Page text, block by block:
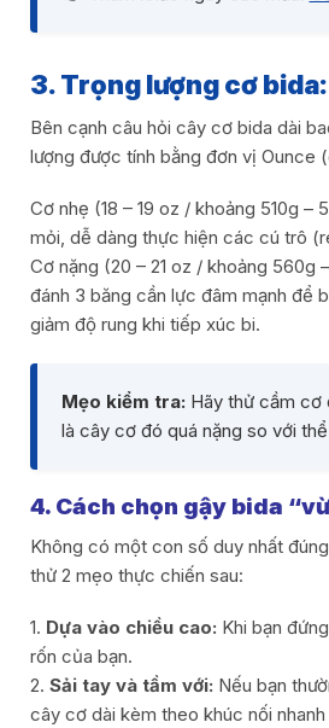
3. Trọng lượng cơ
Bên cạnh câu hỏi cây cơ bida dài
lượng được tính bằng đơn vị Ounce
Cơ nhẹ (18 – 19 oz / khoảng 510g
mỏi, dễ dàng thực hiện các cú trô
Cơ nặng (20 – 21 oz / khoảng
đánh 3 băng cần lực đâm mạnh để
giảm độ rung khi tiếp xúc bi.
Mẹo kiểm tra:Hãy thử cầm cơ
là cây cơ đó quá nặng so với
4. Cách chọn gậy bida
Không có một con số duy nhất
thử 2 mẹo thực chiến sau:
1. Dựa vào chiều cao: Khi bạn
rốn của bạn.
2. Sải tay và tầm với: Nếu bạn
cây cơ dài kèm theo khúc nối